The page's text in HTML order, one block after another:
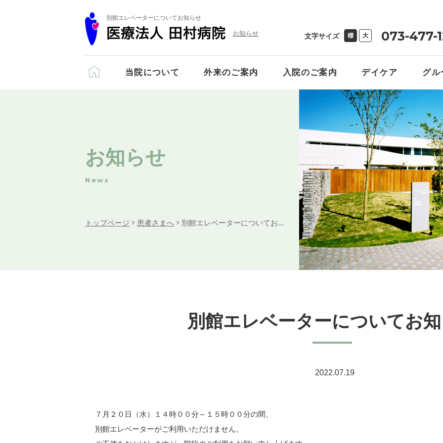
別館エレベーターについてお知らせ
お知らせ 文字サイズ 標 大 073-477-
当院について 外来のご案内 入院のご案内 デイケア グル
お知らせ
News
トップページ 患者さまへ 別館エレベーターについてお...
別館エレベーターについてお
2022.07.19
７月２０日（水）１４時００分～１５時００分の間、
別館エレベーターがご利用いただけません。